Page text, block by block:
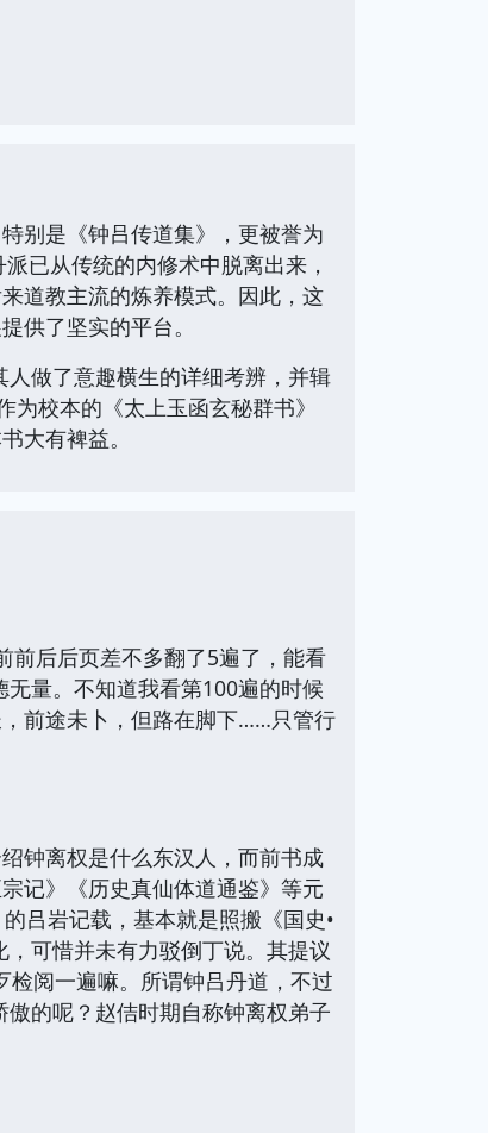
别是《钟吕传道集》，更被誉为
已从传统的内修术中脱离出来，
道教主流的炼养模式。因此，这
供了坚实的平台。
人做了意趣横生的详细考辨，并辑
校本的《太上玉函玄秘群书》
大有裨益。
前后后页差不多翻了5遍了，能看
量。不知道我看第100遍的时候
前途未卜，但路在脚下……只管行
钟离权是什么东汉人，而前书成
记》《历史真仙体道通鉴》等元
吕岩记载，基本就是照搬《国史•
可惜并未有力驳倒丁说。其提议
阅一遍嘛。所谓钟吕丹道，不过
的呢？赵佶时期自称钟离权弟子